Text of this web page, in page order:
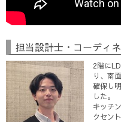
担当設計士・コーディ
2階に
り、南
確保し
した。
キッチ
クセン